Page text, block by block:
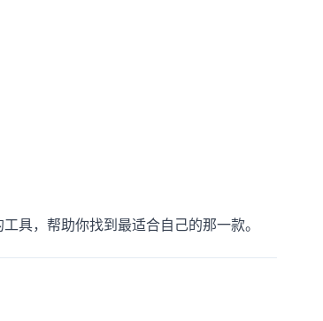
具，帮助你找到最适合自己的那一款。